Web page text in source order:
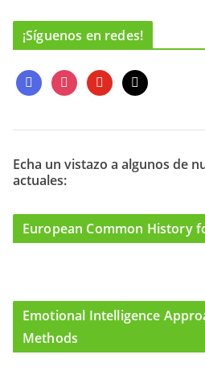
¡Síguenos en redes!
f
a
e
o
o
i
n
t
g
r
m
y
o
t
b
m
a
l
Echa un vistazo a algunos de
actuales:
European Common History
Emotional Intelligence
Methods